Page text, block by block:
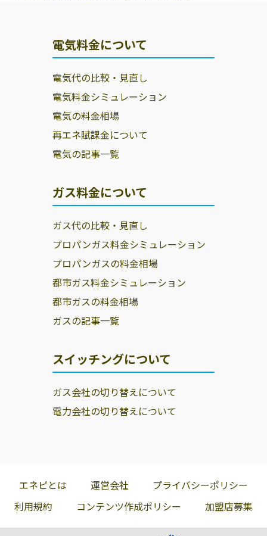
電気料金について
電気代の比較・見直し
電気料金シミュレーション
電気の料金相場
再エネ賦課金について
電気の記事一覧
ガス料金について
ガス代の比較・見直し
プロパンガス料金シミュレーション
プロパンガスの料金相場
都市ガス料金シミュレーション
都市ガスの料金相場
ガスの記事一覧
スイッチングについて
ガス会社の切り替えについて
電力会社の切り替えについて
エネピとは 運営会社
プライバシーポリシー
利用規約
コンテンツ作成ポリシー 加盟店募集